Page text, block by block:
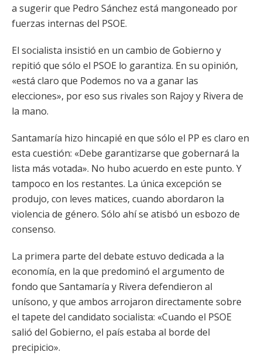
a sugerir que Pedro Sánchez está mangoneado por
fuerzas internas del PSOE.
El socialista insistió en un cambio de Gobierno y
repitió que sólo el PSOE lo garantiza. En su opinión,
«está claro que Podemos no va a ganar las
elecciones», por eso sus rivales son Rajoy y Rivera de
la mano.
Santamaría hizo hincapié en que sólo el PP es claro en
esta cuestión: «Debe garantizarse que gobernará la
lista más votada». No hubo acuerdo en este punto. Y
tampoco en los restantes. La única excepción se
produjo, con leves matices, cuando abordaron la
violencia de género. Sólo ahí se atisbó un esbozo de
consenso.
La primera parte del debate estuvo dedicada a la
economía, en la que predominó el argumento de
fondo que Santamaría y Rivera defendieron al
unísono, y que ambos arrojaron directamente sobre
el tapete del candidato socialista: «Cuando el PSOE
salió del Gobierno, el país estaba al borde del
precipicio».